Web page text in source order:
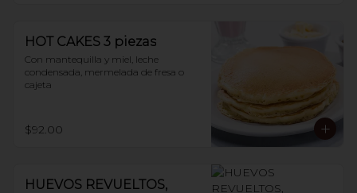
HOT CAKES 3 piezas
Con mantequilla y miel, leche
condensada, mermelada de fresa o
cajeta
$92.00
HUEVOS REVUELTOS,